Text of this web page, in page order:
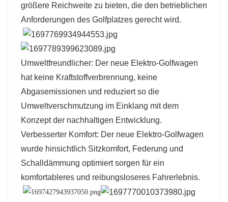
größere Reichweite zu bieten, die den betrieblichen
Anforderungen des Golfplatzes gerecht wird.
Umweltfreundlicher: Der neue Elektro-Golfwagen
hat keine Kraftstoffverbrennung, keine
Abgasemissionen und reduziert so die
Umweltverschmutzung im Einklang mit dem
Konzept der nachhaltigen Entwicklung.
Verbesserter Komfort: Der neue Elektro-Golfwagen
wurde hinsichtlich Sitzkomfort, Federung und
Schalldämmung optimiert sorgen für ein
komfortableres und reibungsloseres Fahrerlebnis.